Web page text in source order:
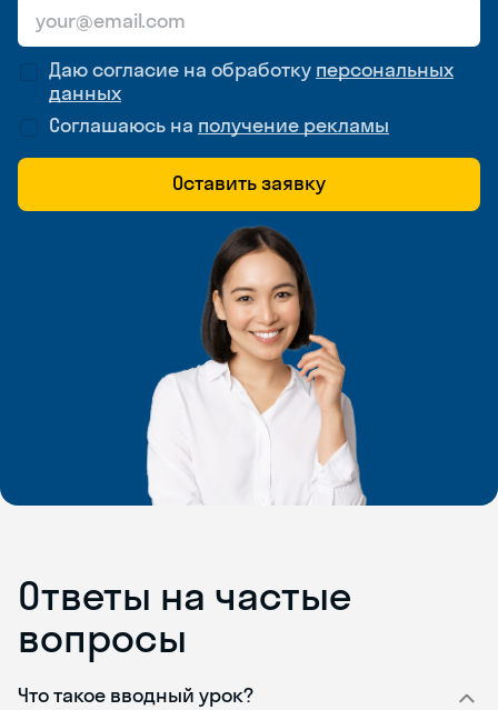
Даю согласие на обработку персональных
данных
Соглашаюсь на получение рекламы
Оставить заявку
Ответы на частые
вопросы
Что такое вводный урок?